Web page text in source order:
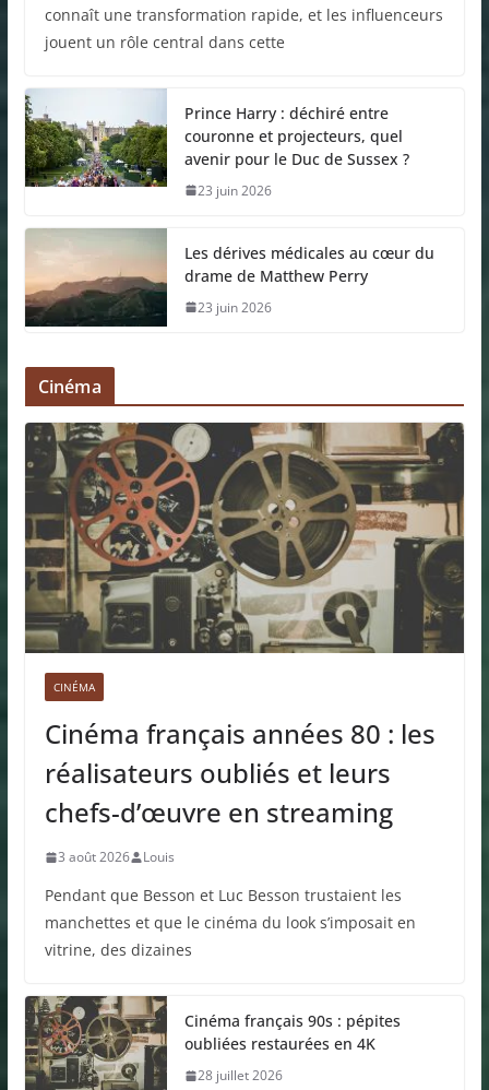
connaît une transformation rapide, et les influenceurs
jouent un rôle central dans cette
Prince Harry : déchiré entre
couronne et projecteurs, quel
avenir pour le Duc de Sussex ?
23 juin 2026
Les dérives médicales au cœur du
drame de Matthew Perry
23 juin 2026
Cinéma
CINÉMA
Cinéma français années 80 : les
réalisateurs oubliés et leurs
chefs-d’œuvre en streaming
3 août 2026 Louis
Pendant que Besson et Luc Besson trustaient les
manchettes et que le cinéma du look s’imposait en
vitrine, des dizaines
Cinéma français 90s : pépites
oubliées restaurées en 4K
28 juillet 2026